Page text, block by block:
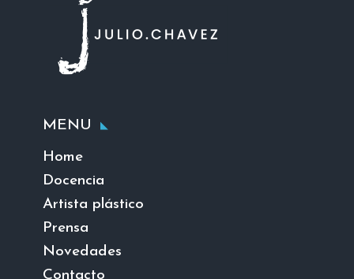
MENU
Home
Docencia
Artista plástico
Prensa
Novedades
Contacto